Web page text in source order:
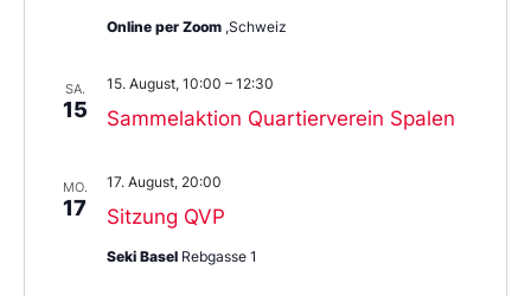
Online per Zoom ,Schweiz
SA.
15 Sammelaktion Quartierverein Spalen
15. August, 10:00 – 12:30
MO.
17 Sitzung QVP
17. August, 20:00
Seki Basel Rebgasse 1